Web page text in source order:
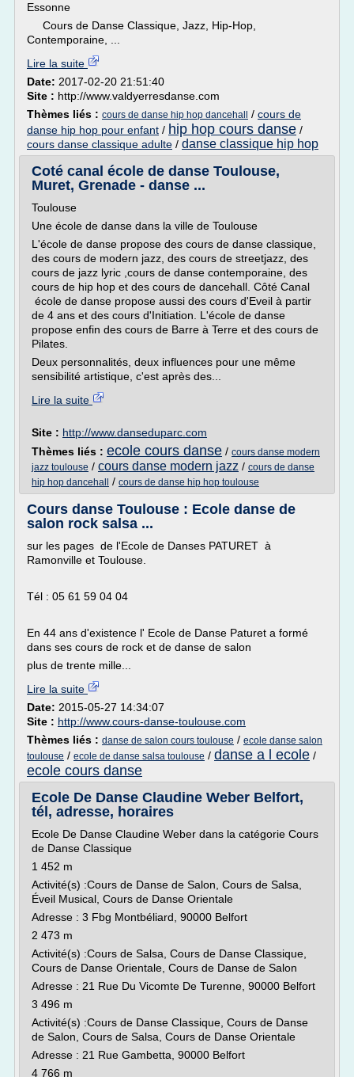
Essonne
Cours de Danse Classique, Jazz, Hip-Hop,
Contemporaine, ...
Lire la suite
Date: 2017-02-20 21:51:40
Site : http://www.valdyerresdanse.com
Thèmes liés : cours de danse hip hop dancehall / cours de
danse hip hop pour enfant / hip hop cours danse /
cours danse classique adulte / danse classique hip hop
Coté canal école de danse Toulouse,
Muret, Grenade - danse ...
Toulouse
Une école de danse dans la ville de Toulouse
L'école de danse propose des cours de danse classique,
des cours de modern jazz, des cours de streetjazz, des
cours de jazz lyric ,cours de danse contemporaine, des
cours de hip hop et des cours de dancehall. Côté Canal
école de danse propose aussi des cours d'Eveil à partir
de 4 ans et des cours d'Initiation. L'école de danse
propose enfin des cours de Barre à Terre et des cours de
Pilates.
Deux personnalités, deux influences pour une même
sensibilité artistique, c'est après des...
Lire la suite
Site : http://www.danseduparc.com
Thèmes liés : ecole cours danse / cours danse modern
jazz toulouse / cours danse modern jazz / cours de danse
hip hop dancehall
/ cours de danse hip hop toulouse
Cours danse Toulouse : Ecole danse de
salon rock salsa ...
sur les pages de l'Ecole de Danses PATURET à
Ramonville et Toulouse.
Tél : 05 61 59 04 04
En 44 ans d'existence l' Ecole de Danse Paturet a formé
dans ses cours de rock et de danse de salon
plus de trente mille...
Lire la suite
Date: 2015-05-27 14:34:07
Site : http://www.cours-danse-toulouse.com
Thèmes liés : danse de salon cours toulouse / ecole danse salon
toulouse / ecole de danse salsa toulouse / danse a l ecole /
ecole cours danse
Ecole De Danse Claudine Weber Belfort,
tél, adresse, horaires
Ecole De Danse Claudine Weber dans la catégorie Cours
de Danse Classique
1 452 m
Activité(s) :Cours de Danse de Salon, Cours de Salsa,
Éveil Musical, Cours de Danse Orientale
Adresse : 3 Fbg Montbéliard, 90000 Belfort
2 473 m
Activité(s) :Cours de Salsa, Cours de Danse Classique,
Cours de Danse Orientale, Cours de Danse de Salon
Adresse : 21 Rue Du Vicomte De Turenne, 90000 Belfort
3 496 m
Activité(s) :Cours de Danse Classique, Cours de Danse
de Salon, Cours de Salsa, Cours de Danse Orientale
Adresse : 21 Rue Gambetta, 90000 Belfort
4 766 m